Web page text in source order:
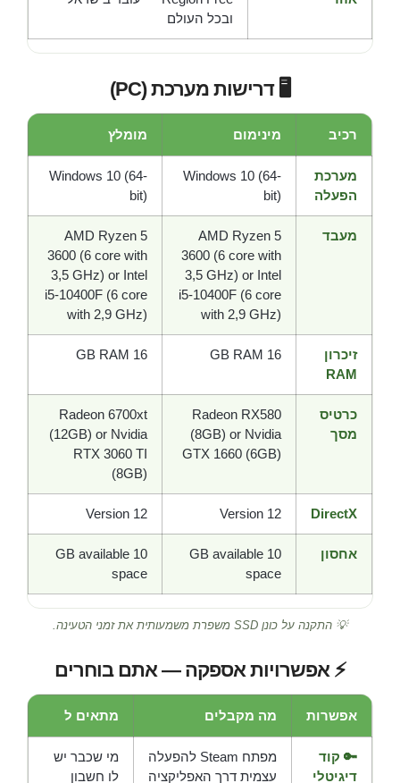
ובכל העולם
🖥️ דרישות מערכת (PC)
רכיב מינימום מומלץ
מערכת
הפעלה
Windows 10 (64-
bit)
Windows 10 (64-
bit)
מעבד
AMD Ryzen 5
3600 (6 core with
3,5 GHz) or Intel
i5-10400F (6 core
with 2,9 GHz)
AMD Ryzen 5
3600 (6 core with
3,5 GHz) or Intel
i5-10400F (6 core
with 2,9 GHz)
זיכרון
RAM
16 GB RAM
16 GB RAM
כרטיס
מסך
Radeon RX580
(8GB) or Nvidia
GTX 1660 (6GB)
Radeon 6700xt
(12GB) or Nvidia
RTX 3060 TI
(8GB)
DirectX
Version 12
Version 12
אחסון
10 GB available
space
10 GB available
space
💡 התקנה על כונן SSD משפרת משמעותית את זמני הטעינה.
⚡ אפשרויות אספקה — אתם בוחרים
אפשרות מה מקבלים מתאים ל
🔑 קוד
דיגיטלי
מפתח Steam להפעלה
עצמית דרך האפליקציה
מי שכבר יש
לו חשבון